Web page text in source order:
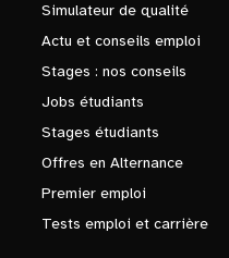
Simulateur de qualité
Actu et conseils emploi
Stages : nos conseils
Jobs étudiants
Stages étudiants
Offres en Alternance
Premier emploi
Tests emploi et carrière